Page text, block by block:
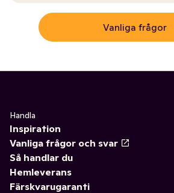
Vanliga frågor
Handla
Inspiration
Vanliga frågor och svar
Så handlar du
Hemleverans
Färskvarugaranti